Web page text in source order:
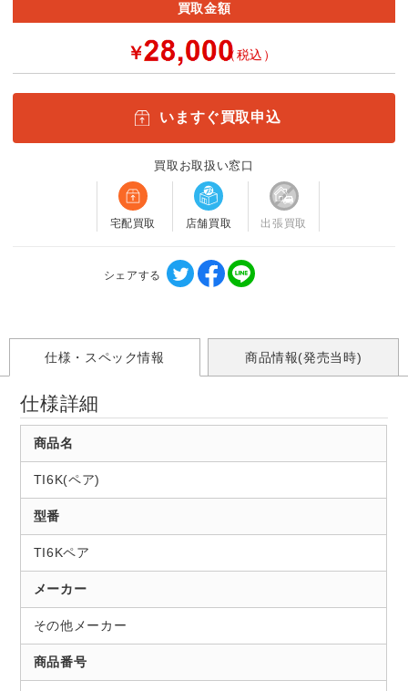
買取金額
￥ （税込）
いますぐ買取申込
買取お取扱い窓口
宅配買取 店舗買取 出張買取
シェアする
仕様・スペック情報 商品情報(発売当時)
仕様詳細
商品名
TI6K(ペア)
型番
TI6Kペア
メーカー
その他メーカー
商品番号